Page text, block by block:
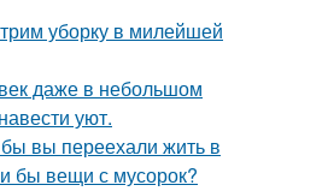
уборку в милейшей
даже в небольшом
уют.
вы переехали жить в
бы вещи с мусорок?